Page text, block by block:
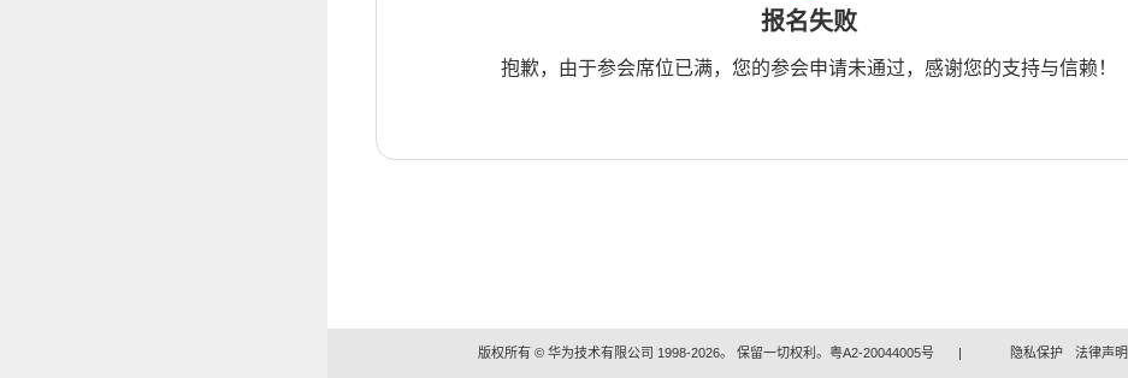
报名失败
抱歉，由于参会席位已满，您的参会申请未通过，感谢您的支持与信赖！
版权所有 © 华为技术有限公司 1998-2026。 保留一切权利。粤A2-20044005号 | 隐私保护 法律声明